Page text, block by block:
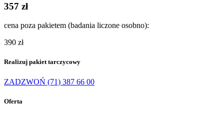
357 zł
cena poza pakietem (badania liczone osobno):
390 zł
Realizuj pakiet tarczycowy
ZADZWOŃ (71) 387 66 00
Oferta